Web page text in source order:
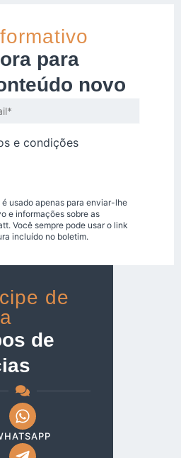
para
novo
e condições
usado apenas para enviar-lhe
e informações sobre as
Você sempre pode usar o link
incluído no boletim.
de
de